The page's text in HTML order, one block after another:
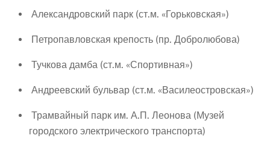
Александровский парк (ст.м. «Горьковская»)
Петропавловская крепость (пр. Добролюбова)
Тучкова дамба (ст.м. «Спортивная»)
Андреевский бульвар (ст.м. «Василеостровская»)
Трамвайный парк им. А.П. Леонова (Музей
городского электрического транспорта)